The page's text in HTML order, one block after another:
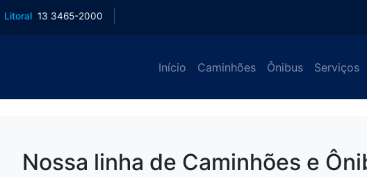
Litoral 13 3465-2000
Início Caminhões Ônibus Serviços
Nossa linha de Caminhões e